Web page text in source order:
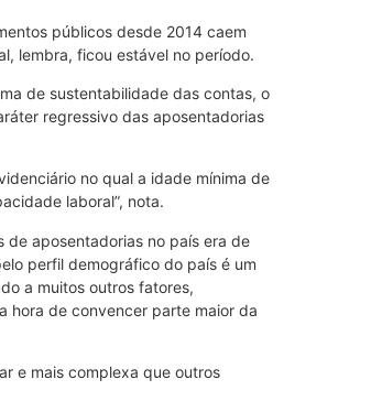
públicos desde 2014 caem
lembra, ficou estável no período.
de sustentabilidade das contas, o
regressivo das aposentadorias
no qual a idade mínima de
laboral”, nota.
de aposentadorias no país era de
perfil demográfico do país é um
a muitos outros fatores,
hora de convencer parte maior da
e mais complexa que outros